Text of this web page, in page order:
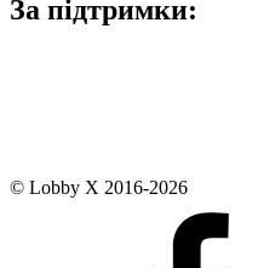
За підтримки:
© Lobby X 2016-2026